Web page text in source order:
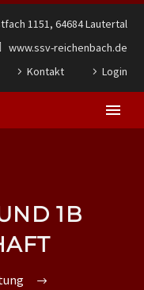
1151, 64684 Lautertal
www.ssv-reichenbach.de
Kontakt Login
1B